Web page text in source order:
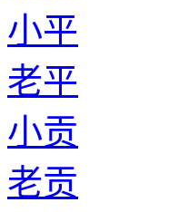
小平
老平
小贡
老贡